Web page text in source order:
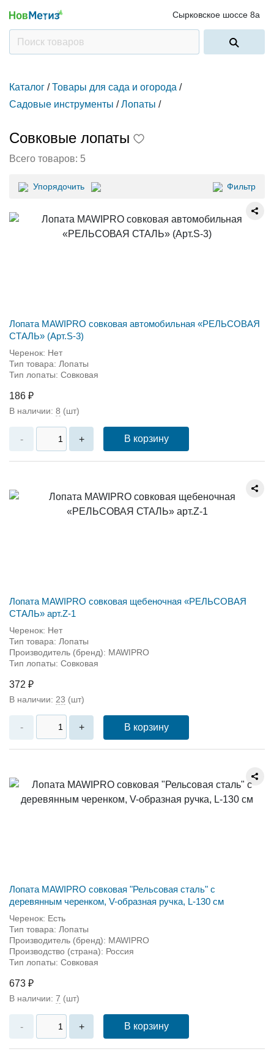
Сырковское шоссе 8а
Каталог / Товары для сада и огорода /
Садовые инструменты / Лопаты /
Совковые лопаты
Всего товаров: 5
Упорядочить Фильтр
Лопата MAWIPRO совковая автомобильная «РЕЛЬСОВАЯ
СТАЛЬ» (Арт.S-3)
Черенок: Нет
Тип товара: Лопаты
Тип лопаты: Совковая
186 ₽
В наличии: 8 (шт)
- + В корзину
Лопата MAWIPRO совковая щебеночная «РЕЛЬСОВАЯ
СТАЛЬ» арт.Z-1
Черенок: Нет
Тип товара: Лопаты
Производитель (бренд): MAWIPRO
Тип лопаты: Совковая
372 ₽
В наличии: 23 (шт)
- + В корзину
Лопата MAWIPRO совковая "Рельсовая сталь" с
деревянным черенком, V-образная ручка, L-130 см
Черенок: Есть
Тип товара: Лопаты
Производитель (бренд): MAWIPRO
Производство (страна): Россия
Тип лопаты: Совковая
673 ₽
В наличии: 7 (шт)
- + В корзину